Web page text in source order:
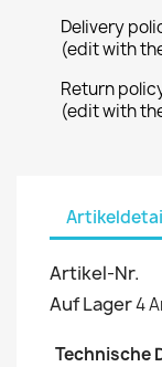
Delivery
(edit with
Return
(edit with
Artikel-Nr.
Auf Lager4
Technische